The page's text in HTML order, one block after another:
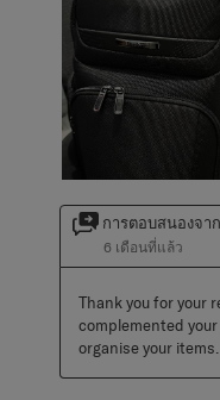
การตอบสนองจา
6 เดือนที่แล้ว
Thank you for your
complemented
organise your items.